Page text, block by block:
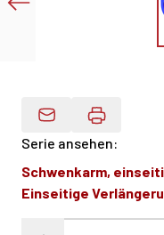
Produktdaten Per
Serie ansehen:
Schwenkarm,
Einseitige